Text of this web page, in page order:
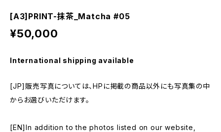
[A3]PRINT-抹茶_Matcha #05
¥50,000
International shipping available
[JP]販売写真については、HPに掲載の商品以外にも写真集の中
からお選びいただけます。
[EN]In addition to the photos listed on our website,